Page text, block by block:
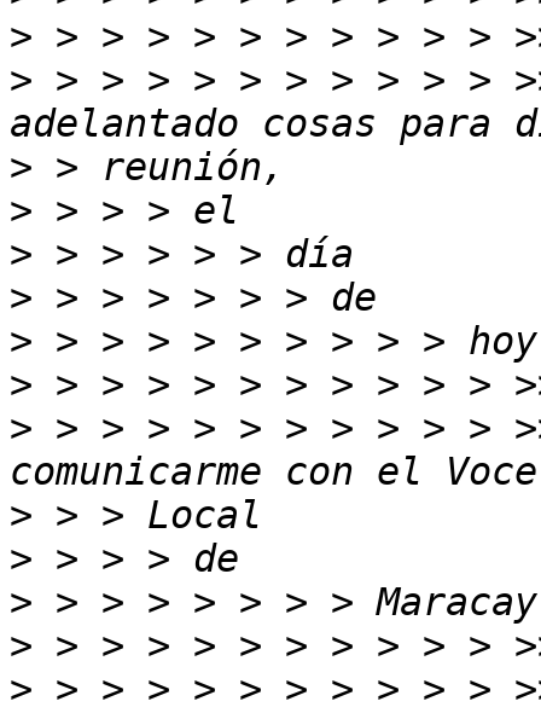
>
> > > > > > > > > > >
>
>
>
>
>
>
> > > > > > > > > > >
>
>
>
>
> > > > > > > > > > >